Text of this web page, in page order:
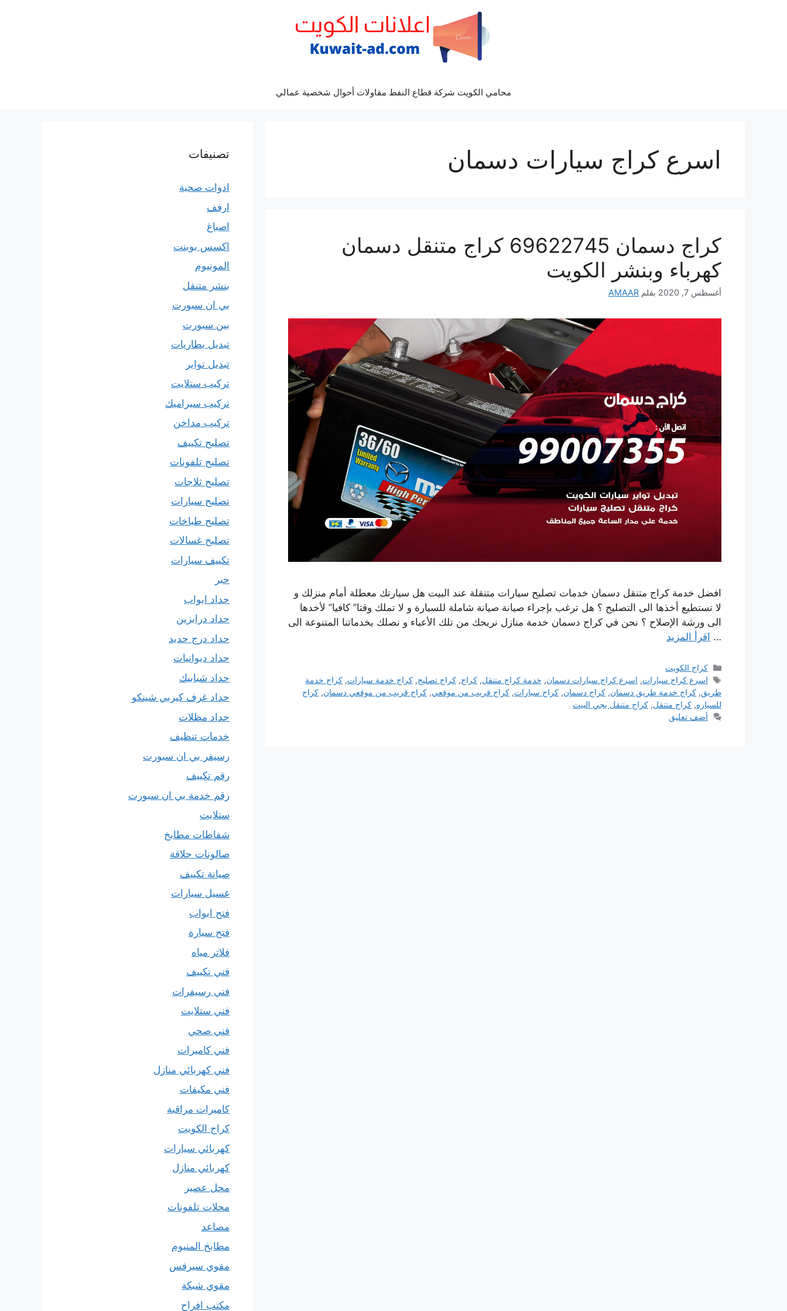
محامي الكويت شركة قطاع النفط مقاولات أحوال شخصية عمالي
اسرع كراج سيارات دسمان
كراج دسمان 69622745 كراج متنقل دسمان
كهرباء وبنشر الكويت
أغسطس 7, 2020 بقلم AMAAR
افضل خدمة كراج متنقل دسمان خدمات تصليح سيارات متنقلة عند البيت هل سيارتك معطلة أمام منزلك و
لا تستطيع أخذها الى التصليح ؟ هل ترغب بإجراء صيانة صيانة شاملة للسيارة و لا تملك وقتا” كافيا” لأخدها
الى ورشة الإصلاح ؟ نحن في كراج دسمان خدمة منازل نريحك من تلك الأعباء و نصلك بخدماتنا المتنوعة الى
… اقرأ المزيد
التصنيفات
كراج الكويت
الوسوم
اسرع كراج سيارات, اسرع كراج سيارات دسمان, خدمة كراج متنقل,كراج,كراج تصليح,كراج خدمة سيارات,كراج خدمة
طريق, كراج خدمة طريق دسمان, كراج دسمان, كراج سيارات, كراج قريب من موقعي, كراج قريب من موقعي دسمان, كراج
للسياره, كراج متنقل, كراج متنقل يجي البيت
أضف تعليق
تصنيفات
ادوات صحية
ارفف
اصباغ
اكسس بوينت
المونيوم
بنشر متنقل
بي ان سبورت
بين سبورت
تبديل بطاريات
تبديل تواير
تركيب ستلايت
تركيب سيراميك
تركيب مداخن
تصليح تكييف
تصليح تلفونات
تصليح ثلاجات
تصليح سيارات
تصليح طباخات
تصليح غسالات
تكييف سيارات
حبر
حداد ابواب
حداد درابزين
حداد درج حديد
حداد ديوانيات
حداد شبابيك
حداد غرف كيربي شينكو
حداد مظلات
خدمات تنظيف
رسيفر بي ان سبورت
رقم تكييف
رقم خدمة بي ان سبورت
ستلايت
شفاطات مطابخ
صالونات حلاقة
صيانة تكييف
غسيل سيارات
فتح ابواب
فتح سيارة
فلاتر مياه
فني تكييف
فني رسيفرات
فني ستلايت
فني صحي
فني كاميرات
فني كهربائي منازل
فني مكيفات
كاميرات مراقبة
كراج الكويت
كهربائي سيارات
كهربائي منازل
محل عصير
محلات تلفونات
مصاعد
مطابخ المنيوم
مقوي سيرفس
مقوي شبكة
مكتب افراح